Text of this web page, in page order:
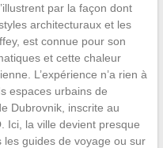
par la façon dont
architecturaux et les
est connue pour son
et cette chaleur
L’expérience n’a rien à
espaces urbains de
Dubrovnik, inscrite au
. Ici, la ville devient presque
guides de voyage ou sur